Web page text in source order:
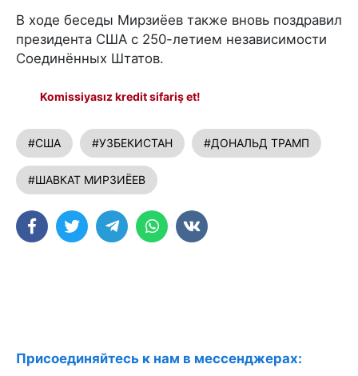
В ходе беседы Мирзиёев также вновь поздравил
президента США с 250-летием независимости
Соединённых Штатов.
Komissiyasız kredit sifariş et!
#США #УЗБЕКИСТАН #ДОНАЛЬД ТРАМП
#ШАВКАТ МИРЗИЁЕВ
Присоединяйтесь к нам в мессенджерах: